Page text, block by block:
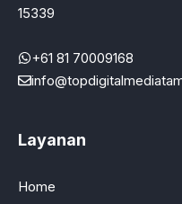
15339
+61 81 70009168
Layanan
Home